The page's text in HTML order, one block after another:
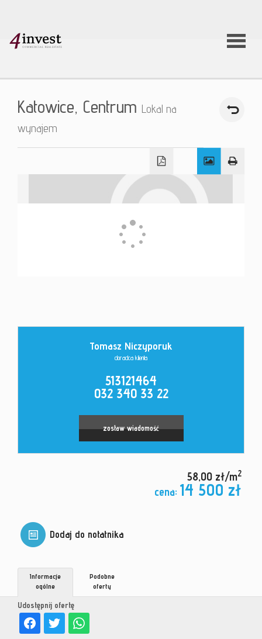
O firmie
Oferty
Katowice, Centrum Lokal na
wynajem
Tomasz Niczyporuk
doradca klienta
513121464
032 340 33 22
zostaw wiadomość
58,00 zł/m2
cena: 14 500 zł
Dodaj do notatnika
Udostępnij ofertę
Informacje
ogólne
Podobne
oferty